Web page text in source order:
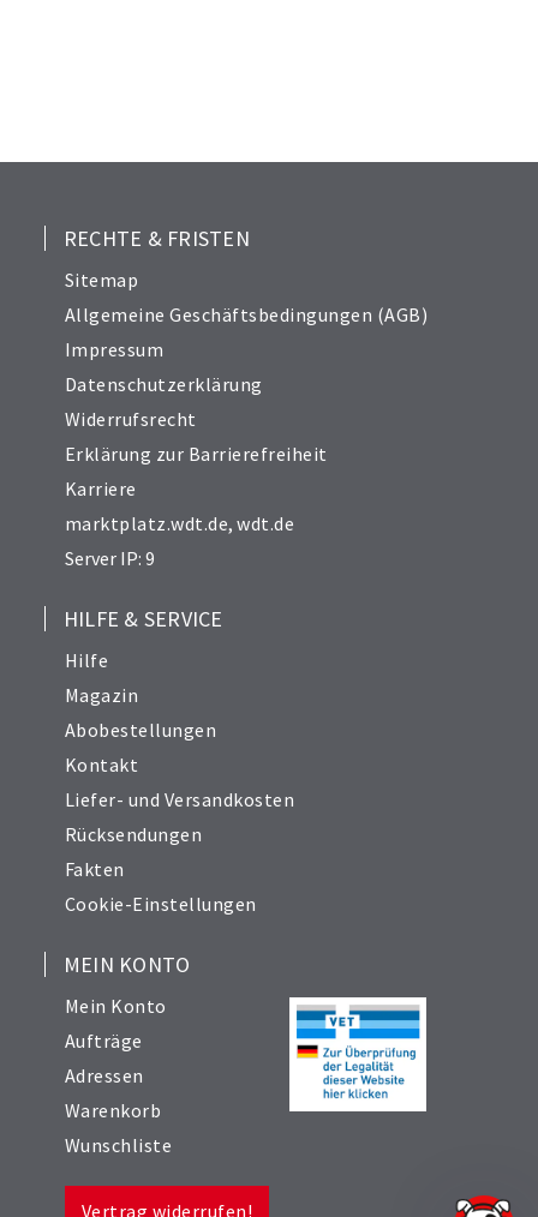
RECHTE & FRISTEN
Sitemap
Allgemeine Geschäftsbedingungen (AGB)
Impressum
Datenschutzerklärung
Widerrufsrecht
Erklärung zur Barrierefreiheit
Karriere
marktplatz.wdt.de,wdt.de
Server IP: 9
HILFE & SERVICE
Hilfe
Magazin
Abobestellungen
Kontakt
Liefer- und Versandkosten
Rücksendungen
Fakten
Cookie-Einstellungen
MEIN KONTO
Mein Konto
Aufträge
Adressen
Warenkorb
Wunschliste
Vertrag widerrufen!